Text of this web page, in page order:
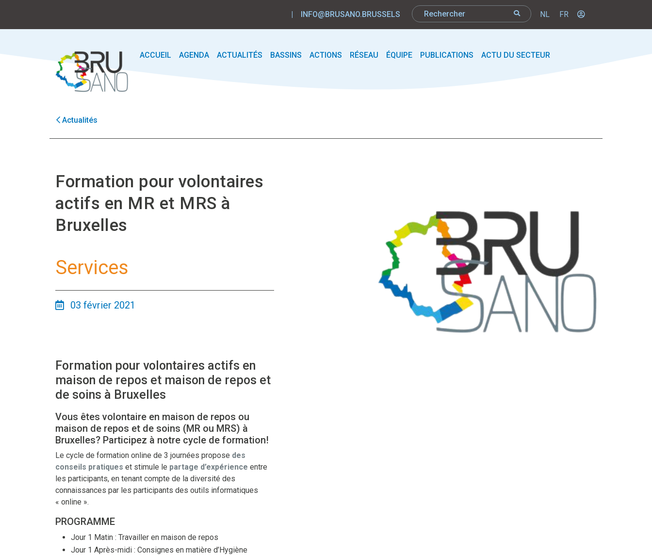
| INFO@BRUSANO.BRUSSELS NL FR
ACCUEIL AGENDA ACTUALITÉS BASSINS ACTIONS RÉSEAU ÉQUIPE PUBLICATIONS ACTU DU SECTEUR
Actualités
Formation pour volontaires
actifs en MR et MRS à
Bruxelles
Services
03 février 2021
Formation pour volontaires actifs en
maison de repos et maison de repos et
de soins à Bruxelles
Vous êtes volontaire en maison de repos ou
maison de repos et de soins (MR ou MRS) à
Bruxelles? Participez à notre cycle de formation!
Le cycle de formation online de 3 journées propose des
conseils pratiques et stimule le partage d’expérience entre
les participants, en tenant compte de la diversité des
connaissances par les participants des outils informatiques
« online ».
PROGRAMME
Jour 1 Matin : Travailler en maison de repos
Jour 1 Après-midi : Consignes en matière d’Hygiène